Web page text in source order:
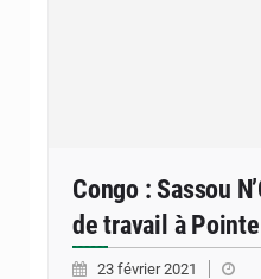
Congo : Sassou
de travail à
23 février 2021